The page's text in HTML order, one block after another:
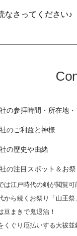
なさってください♪
の参拝時間・所在地
のご利益と神様
の歴史や由緒
の注目スポット＆お
江戸時代の剣が閲覧可
ら続くお祭り「山王祭
まきで鬼退治！
ぐり厄払いする大祓並